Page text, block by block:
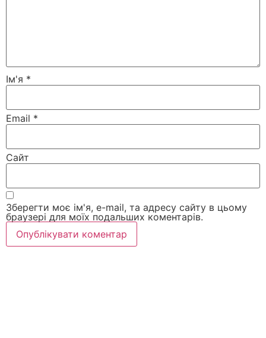
Ім'я *
Email *
Сайт
Зберегти моє ім'я, e-mail, та адресу сайту в цьому
браузері для моїх подальших коментарів.